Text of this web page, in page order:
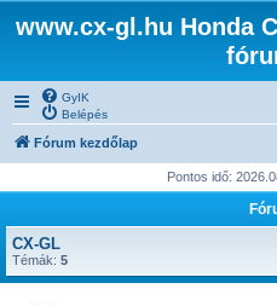
www.cx-gl.hu Honda
GyIK
Belépés
Fórum kezdőlap
Pontos idő:
CX-GL
Témák: 5